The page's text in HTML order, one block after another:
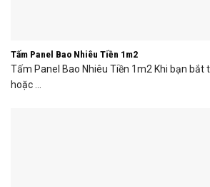
Tấm Panel Bao Nhiêu Tiền 1m2
Tấm Panel Bao Nhiêu Tiền 1m2 Khi bạn bắt
hoặc ...